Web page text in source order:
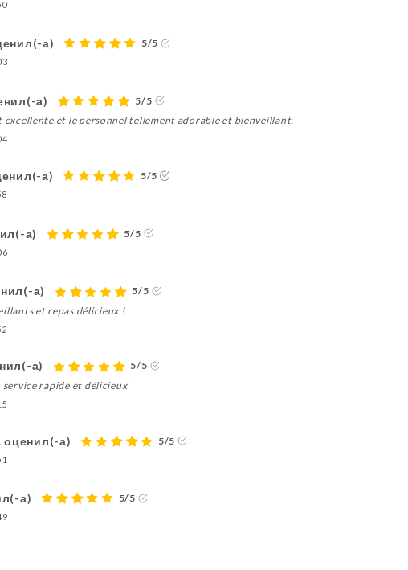
а) 5/5
а)
5/5
et le personnel tellement adorable et bienveillant.
а) 5/5
а) 5/5
а)
5/5
et repas délicieux !
а)
5/5
service rapide et délicieux
оценил(-а) 5/5
а) 5/5